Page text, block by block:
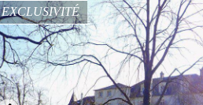
EXCLUSIVITÉ